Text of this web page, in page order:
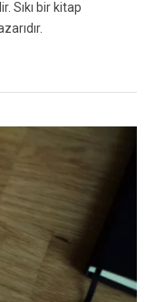
Sıkı bir kitap